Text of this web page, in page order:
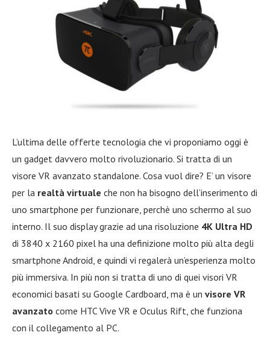
L’ultima delle offerte tecnologia che vi proponiamo oggi è
un gadget davvero molto rivoluzionario. Si tratta di un
visore VR avanzato standalone. Cosa vuol dire? E’ un visore
per la realtà virtuale che non ha bisogno dell’inserimento di
uno smartphone per funzionare, perchè uno schermo al suo
interno. Il suo display grazie ad una risoluzione 4K Ultra HD
di 3840 x 2160 pixel ha una definizione molto più alta degli
smartphone Android, e quindi vi regalerà un’esperienza molto
più immersiva. In più non si tratta di uno di quei visori VR
economici basati su Google Cardboard, ma è un visore VR
avanzato come HTC Vive VR e Oculus Rift, che funziona
con il collegamento al PC.